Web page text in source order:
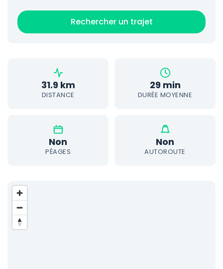
Rechercher un trajet
31.9 km
DISTANCE
29 min
DURÉE MOYENNE
Non
PÉAGES
Non
AUTOROUTE